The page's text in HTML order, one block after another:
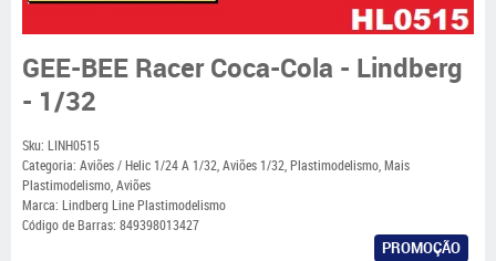
GEE-BEE Racer Coca-Cola - Lindberg
- 1/32
Sku: LINH0515
Categoria: Aviões / Helic 1/24 A 1/32,Aviões 1/32,Plastimodelismo,Mais
Plastimodelismo,Aviões
Marca: Lindberg Line Plastimodelismo
Código de Barras: 849398013427
PROMOÇÃO